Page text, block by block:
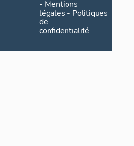
- Mentions
légales - Politiques
de
confidentialité